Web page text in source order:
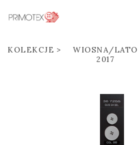
KOLEKCJE
WIOSNA/LATO
2017